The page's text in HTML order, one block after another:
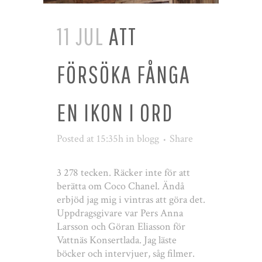
11 JUL ATT
FÖRSÖKA FÅNGA
EN IKON I ORD
Posted at 15:35h in blogg Share
3 278 tecken. Räcker inte för att
berätta om Coco Chanel. Ändå
erbjöd jag mig i vintras att göra det.
Uppdragsgivare var Pers Anna
Larsson och Göran Eliasson för
Vattnäs Konsertlada. Jag läste
böcker och intervjuer, såg filmer.